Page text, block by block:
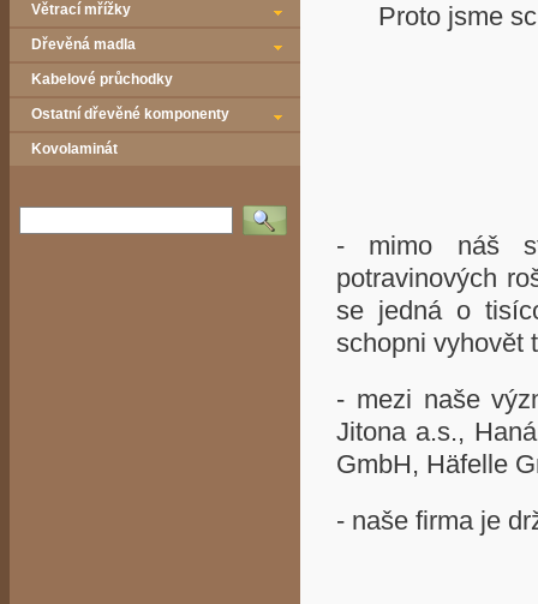
Větrací mřížky
Dřevěná madla
Kabelové průchodky
Ostatní dřevěné komponenty
Kovolaminát
Vyhledat
Proto jsme
- mimo náš
potravinových
se jedná o
schopni vyhovět
- mezi naše
Jitona a.s.,
GmbH, Häfelle
- naše firma je